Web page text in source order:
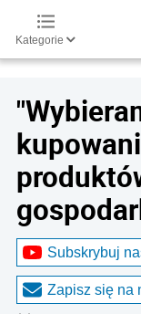
Kategorie
Subskrybuj
Zapisz się na